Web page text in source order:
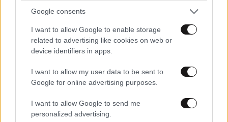
Google consents
I want to allow Google to enable storage
related to advertising like cookies on web or
device identifiers in apps.
I want to allow my user data to be sent to
Google for online advertising purposes.
I want to allow Google to send me
personalized advertising.
ΣΧΌΛΙΑ ΑΝΑΓΝΩΣΤΏΝ
ΠΡΟΣΘΕΣΤΕ ΤΟ ΣΧΟΛΙΟ ΣΑΣ